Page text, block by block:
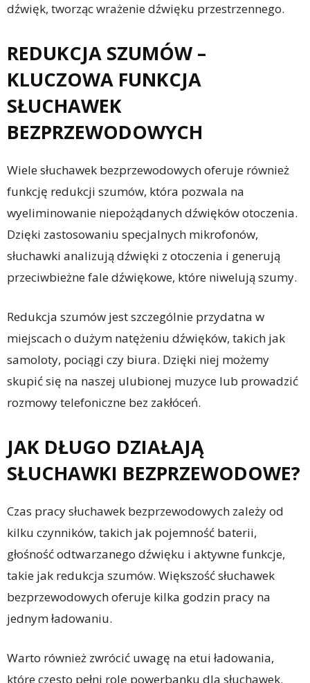
dźwięk, tworząc wrażenie dźwięku przestrzennego.
REDUKCJA SZUMÓW –
KLUCZOWA FUNKCJA
SŁUCHAWEK
BEZPRZEWODOWYCH
Wiele słuchawek bezprzewodowych oferuje również
funkcję redukcji szumów, która pozwala na
wyeliminowanie niepożądanych dźwięków otoczenia.
Dzięki zastosowaniu specjalnych mikrofonów,
słuchawki analizują dźwięki z otoczenia i generują
przeciwbieżne fale dźwiękowe, które niwelują szumy.
Redukcja szumów jest szczególnie przydatna w
miejscach o dużym natężeniu dźwięków, takich jak
samoloty, pociągi czy biura. Dzięki niej możemy
skupić się na naszej ulubionej muzyce lub prowadzić
rozmowy telefoniczne bez zakłóceń.
JAK DŁUGO DZIAŁAJĄ
SŁUCHAWKI BEZPRZEWODOWE?
Czas pracy słuchawek bezprzewodowych zależy od
kilku czynników, takich jak pojemność baterii,
głośność odtwarzanego dźwięku i aktywne funkcje,
takie jak redukcja szumów. Większość słuchawek
bezprzewodowych oferuje kilka godzin pracy na
jednym ładowaniu.
Warto również zwrócić uwagę na etui ładowania,
które często pełni rolę powerbanku dla słuchawek.